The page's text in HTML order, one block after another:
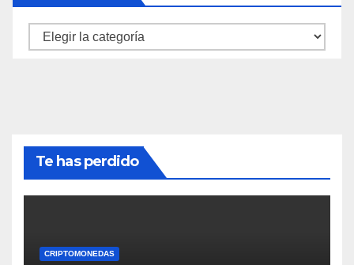
Categorías
Te has perdido
CRIPTOMONEDAS